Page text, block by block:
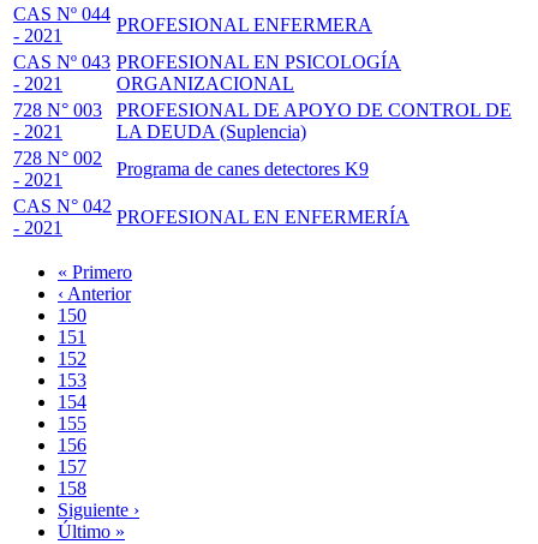
CAS Nº 044
- 2021
PROFESIONAL ENFERMERA
CAS Nº 043
- 2021
PROFESIONAL EN PSICOLOGÍA
ORGANIZACIONAL
728 N° 003
- 2021
PROFESIONAL DE APOYO DE CONTROL DE
LA DEUDA (Suplencia)
728 N° 002
- 2021
Programa de canes detectores K9
CAS N° 042
- 2021
PROFESIONAL EN ENFERMERÍA
Paginación
Primera
página
« Primero
Página
anterior
‹ Anterior
Page
150
Page
151
Page
152
Page
153
Página
actual
154
Page
155
Page
156
Page
157
Page
158
Siguiente
página
Siguiente ›
Última
Último »